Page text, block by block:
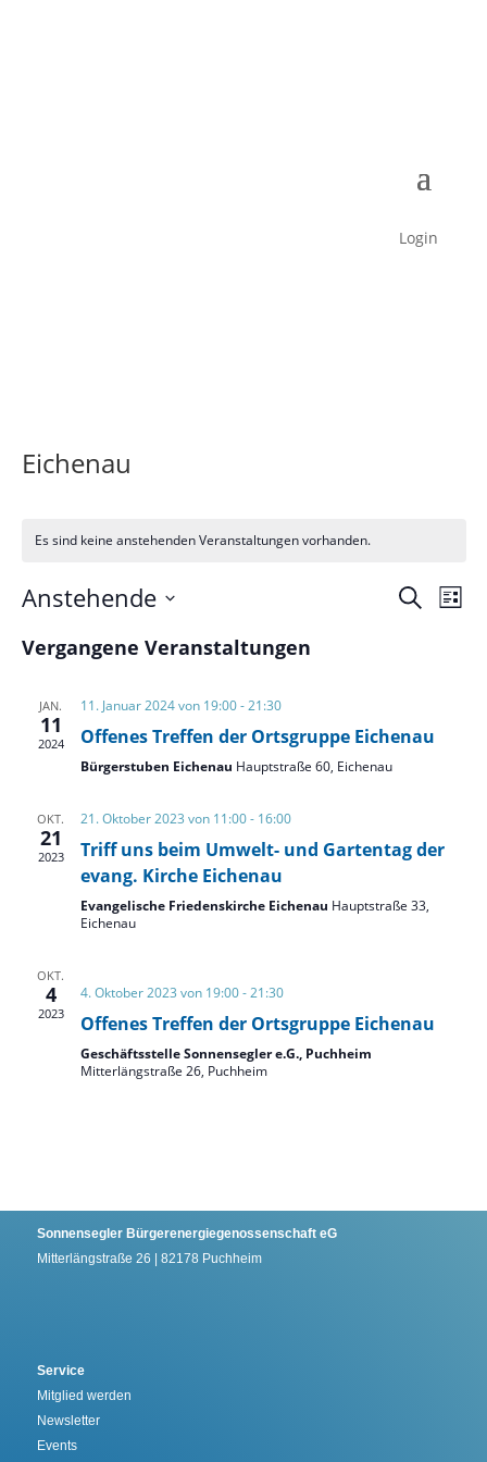
Login
Eichenau
Es sind keine anstehenden Veranstaltungen vorhanden.
SucheListe
Anstehende
wählen.
Vergangene Veranstaltungen
JAN.
11
2024
11. Januar 2024 von 19:00-21:30
Offenes Treffen der Ortsgruppe Eichenau
Bürgerstuben Eichenau Hauptstraße 60, Eichenau
OKT.
21
2023
21. Oktober 2023 von 11:00- 16:00
Triff uns beim Umwelt- und Gartentag der
evang. Kirche Eichenau
Evangelische Friedenskirche Eichenau Hauptstraße 33,
Eichenau
OKT.
4
2023
4. Oktober 2023 von 19:00-21:30
Offenes Treffen der Ortsgruppe Eichenau
Geschäftsstelle Sonnensegler e.G., Puchheim
Mitterlängstraße 26, Puchheim
Sonnensegler Bürgerenergiegenossenschaft eG
Mitterlängstraße 26 | 82178 Puchheim
Service
Mitglied werden
Newsletter
Events